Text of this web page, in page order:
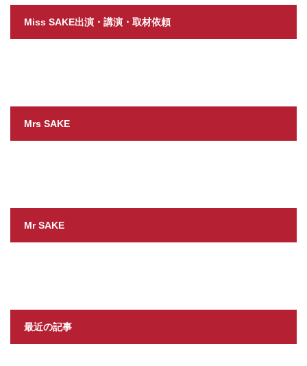
Miss SAKE出演・講演・取材依頼
Mrs SAKE
Mr SAKE
最近の記事